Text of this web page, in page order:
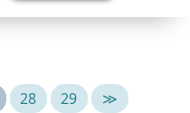
28 29 ≫